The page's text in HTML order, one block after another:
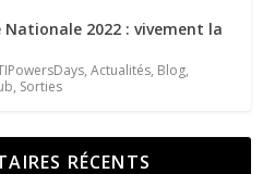
Nationale 2022 : vivement la
,Actualités, Blog,
, Sorties
RÉCENTS